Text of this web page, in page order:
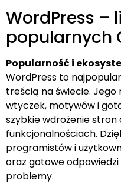
WordPress –
popularnych
Popularność i
WordPress to
treścią na świecie.
wtyczek, motywów i
szybkie wdrożenie
funkcjonalnościach.
programistów i
oraz gotowe
problemy.